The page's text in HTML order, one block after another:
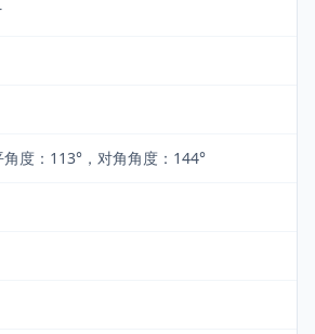
度：113°，对角角度：144°